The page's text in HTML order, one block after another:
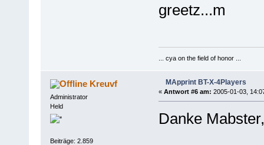
greetz...m
... cya on the field of honor ...
Kreuvf
Administrator
Held
Beiträge: 2.859
MApprint BT-X-4Players
« Antwort #6 am: 2005-01-03,
Danke